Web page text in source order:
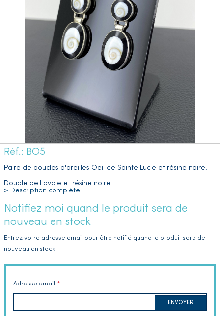
Réf.: BO5
Paire de boucles d'oreilles Oeil de Sainte Lucie et résine noire.
Double oeil ovale et résine noire…
> Description complète
Notifiez moi quand le produit sera de
nouveau en stock
Entrez votre adresse email pour être notifié quand le produit sera de
nouveau en stock
Adresse email
ENVOYER